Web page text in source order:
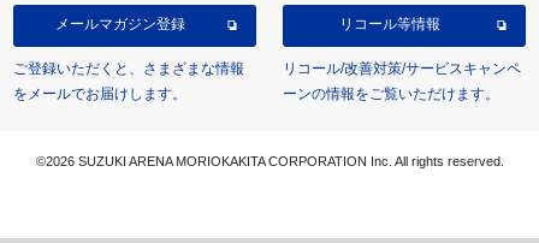
メールマガジン登録
ご登録いただくと、さまざまな情報
をメールでお届けします。
リコール等情報
リコール/改善対策/サービスキャンペ
ーンの情報をご覧いただけます。
©2026 SUZUKI ARENA MORIOKAKITA CORPORATION Inc. All rights reserved.